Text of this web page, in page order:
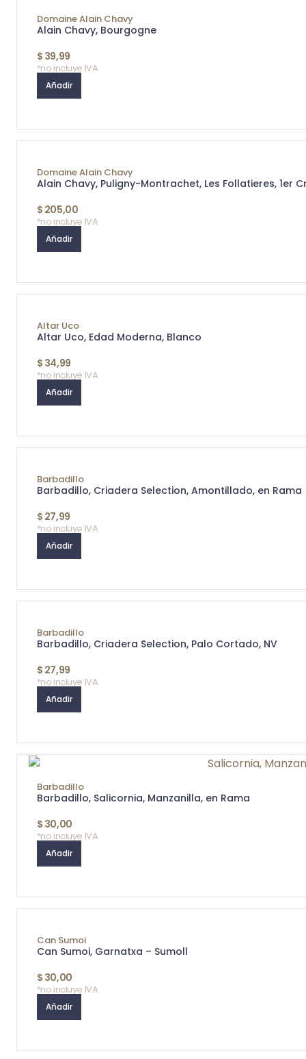
Domaine Alain Chavy
Alain Chavy, Bourgogne
$ 39,99
*no incluye IVA
Añadir
Domaine Alain Chavy
Alain Chavy, Puligny-Montrachet, Les Follatieres, 1er
$ 205,00
*no incluye IVA
Añadir
Altar Uco
Altar Uco, Edad Moderna, Blanco
$ 34,99
*no incluye IVA
Añadir
Barbadillo
Barbadillo, Criadera Selection, Amontillado, en Rama
$ 27,99
*no incluye IVA
Añadir
Barbadillo
Barbadillo, Criadera Selection, Palo Cortado, NV
$ 27,99
*no incluye IVA
Añadir
Barbadillo
Barbadillo, Salicornia, Manzanilla, en Rama
$ 30,00
*no incluye IVA
Añadir
Can Sumoi
Can Sumoi, Garnatxa – Sumoll
$ 30,00
*no incluye IVA
Añadir